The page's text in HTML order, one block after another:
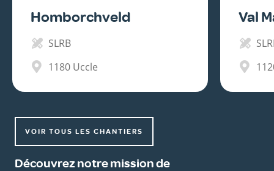
Homborchveld
SLRB
1180 Uccle
Val
VOIR TOUS LES CHANTIERS
Découvrez notre mission de